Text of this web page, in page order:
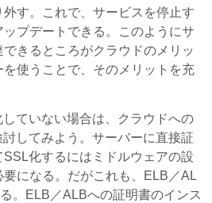
す。これで、サービスを停止す
プデートできる。このようにサ
きるところがクラウドのメリッ
を使うことで、そのメリットを充
ていない場合は、クラウドへの
してみよう。サーバーに直接証
化するにはミドルウェアの設
になる。だがこれも、ELB／AL
。ELB／ALBへの証明書のインス